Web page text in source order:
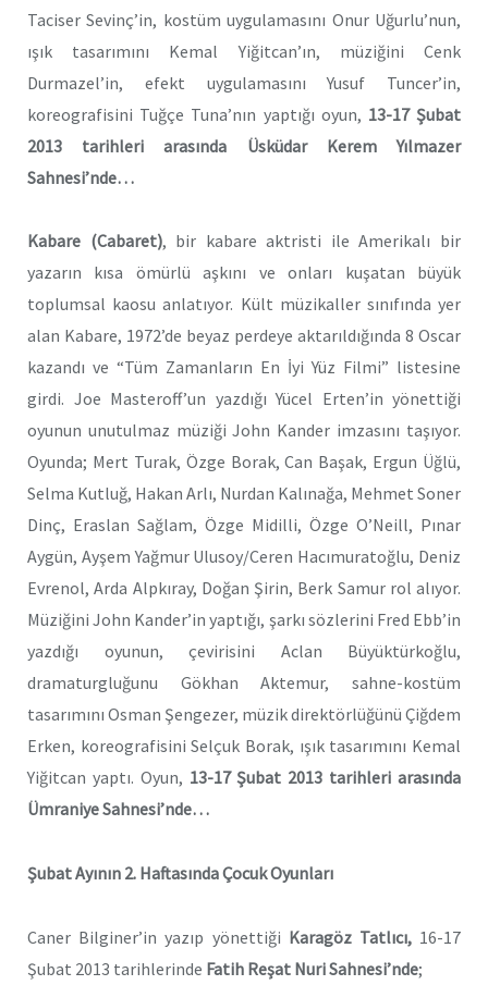
Taciser Sevinç’in, kostüm uygulamasını Onur Uğurlu’nun,
ışık tasarımını Kemal Yiğitcan’ın, müziğini Cenk
Durmazel’in, efekt uygulamasını Yusuf Tuncer’in,
koreografisini Tuğçe Tuna’nın yaptığı oyun, 13-17 Şubat
2013 tarihleri arasında Üsküdar Kerem Yılmazer
Sahnesi’nde…
Kabare (Cabaret), bir kabare aktristi ile Amerikalı bir
yazarın kısa ömürlü aşkını ve onları kuşatan büyük
toplumsal kaosu anlatıyor. Kült müzikaller sınıfında yer
alan Kabare, 1972’de beyaz perdeye aktarıldığında 8 Oscar
kazandı ve “Tüm Zamanların En İyi Yüz Filmi” listesine
girdi. Joe Masteroff’un yazdığı Yücel Erten’in yönettiği
oyunun unutulmaz müziği John Kander imzasını taşıyor.
Oyunda; Mert Turak, Özge Borak, Can Başak, Ergun Üğlü,
Selma Kutluğ, Hakan Arlı, Nurdan Kalınağa, Mehmet Soner
Dinç, Eraslan Sağlam, Özge Midilli, Özge O’Neill, Pınar
Aygün, Ayşem Yağmur Ulusoy/Ceren Hacımuratoğlu, Deniz
Evrenol, Arda Alpkıray, Doğan Şirin, Berk Samur rol alıyor.
Müziğini John Kander’in yaptığı, şarkı sözlerini Fred Ebb’in
yazdığı oyunun, çevirisini Aclan Büyüktürkoğlu,
dramaturgluğunu Gökhan Aktemur, sahne-kostüm
tasarımını Osman Şengezer, müzik direktörlüğünü Çiğdem
Erken, koreografisini Selçuk Borak, ışık tasarımını Kemal
Yiğitcan yaptı. Oyun, 13-17 Şubat 2013 tarihleri arasında
Ümraniye Sahnesi’nde…
Şubat Ayının 2. Haftasında Çocuk Oyunları
Caner Bilginer’in yazıp yönettiği Karagöz Tatlıcı, 16-17
Şubat 2013 tarihlerinde Fatih Reşat Nuri Sahnesi’nde;